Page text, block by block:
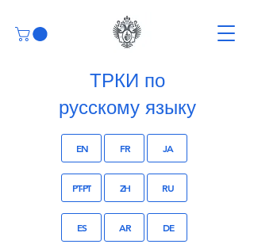
ТРКИ по
русскому языку
EN FR JA
PT-PT ZH RU
ES AR DE